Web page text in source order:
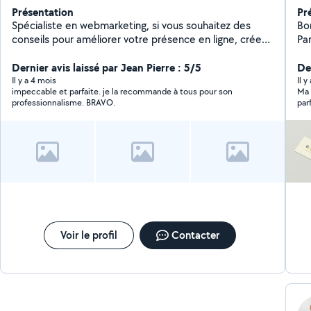
Présentation
Spécialiste en webmarketing, si vous souhaitez des
conseils pour améliorer votre présence en ligne, créer
communication sur les réseaux sociaux, n'hésitez pas à
me contacter.
Dernier avis laissé par Jean Pierre : 5/5
Il y a 4 mois
impeccable et parfaite. je la recommande à tous pour son
professionnalisme. BRAVO.
Voir le profil Contacter
Mes
Il y